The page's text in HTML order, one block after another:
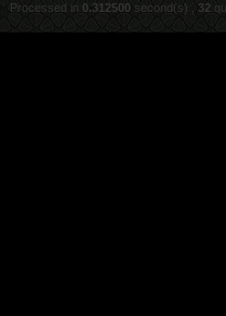
Processed in 0.312500 second(s) , 32